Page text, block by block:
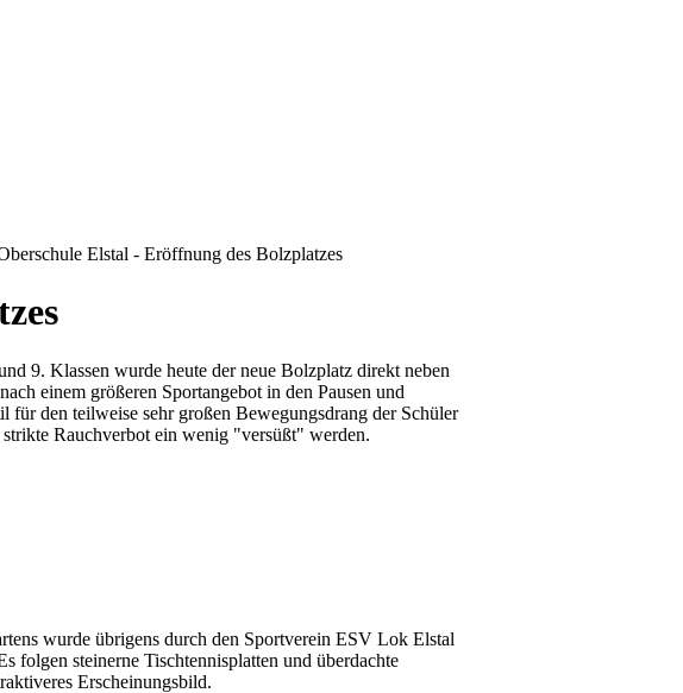
Elstal - Eröffnung des Bolzplatzes
9. Klassen wurde heute der neue Bolzplatz direkt neben
einem größeren Sportangebot in den Pausen und
den teilweise sehr großen Bewegungsdrang der Schüler
Rauchverbot ein wenig "versüßt" werden.
wurde übrigens durch den Sportverein ESV Lok Elstal
folgen steinerne Tischtennisplatten und überdachte
Erscheinungsbild.